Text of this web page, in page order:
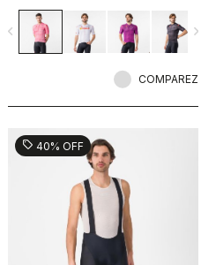
navigate_before
COMPAREZ
sell 40% OFF